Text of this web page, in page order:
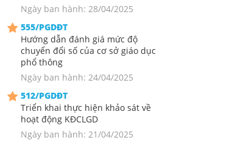
Ngày ban hành: 28/04/2025
555/PGDĐT
Hướng dẫn đánh giá mức độ
chuyển đổi số của cơ sở giáo dục
phổ thông
Ngày ban hành: 24/04/2025
512/PGDĐT
Triển khai thực hiện khảo sát về
hoạt động KĐCLGD
Ngày ban hành: 21/04/2025